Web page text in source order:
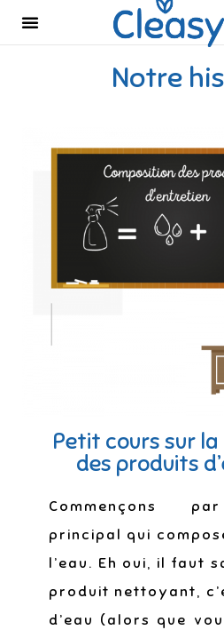
Notre
Petit cours sur
des produits
Commençons
principal qui
l’eau. Eh oui, il faut
produit nettoyant,
d’eau (alors que